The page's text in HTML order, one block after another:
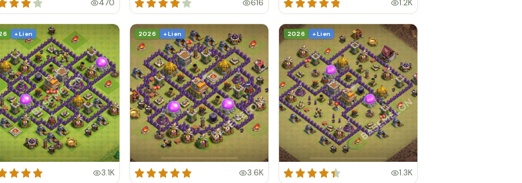
470 616 1.2K
+ Lien
3.1K
2026 + Lien
3.6K
2026 + Lien
1.3K